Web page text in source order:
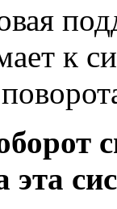
к
эта